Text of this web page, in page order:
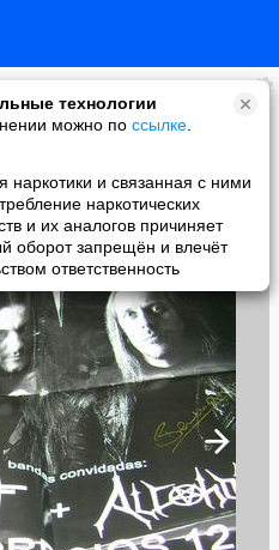
технологии
можно по ссылке
наркотики и связанная с ними
наркотических
и их аналогов причиняет
оборот запрещён и влечёт
ответственность